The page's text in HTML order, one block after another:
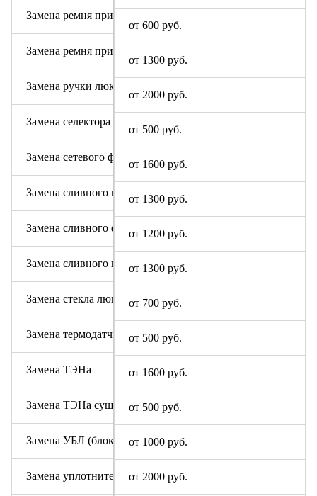
от 600 руб.
от 1300 руб.
от 2000 руб.
от 500 руб.
от 1600 руб.
от 1300 руб.
от 1200 руб.
от 1300 руб.
от 700 руб.
от 500 руб.
от 1600 руб.
от 500 руб.
от 1000 руб.
от 2000 руб.
Замена ремня привода (двигателя)
Замена ремня привода барабана
Замена ручки люка
Замена селектора программ I-Star
Замена сетевого фильтра (ФПС, пусковой конденсатор)
Замена сливного насоса
Замена сливного фильтра
Замена сливного шланга
Замена стекла люка
Замена термодатчика I-Star
Замена ТЭНа
Замена ТЭНа сушки
Замена УБЛ (блокировки люка)
Замена уплотнительной резины люка (манжеты)